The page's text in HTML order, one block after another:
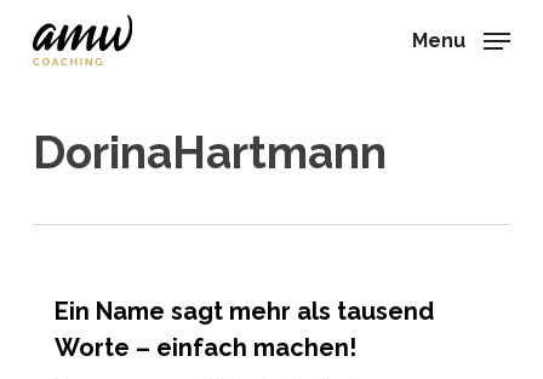
content
Menu
DorinaHartmann
Ein Name sagt mehr als tausend
Worte – einfach machen!